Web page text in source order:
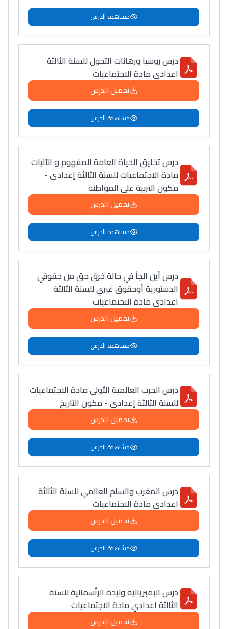
مشاهدة الدرس
درس روسيا ورهانات التحول للسنة الثالثة
اعدادي مادة الاجتماعيات
تحميل الدرس
مشاهدة الدرس
درس تخليق الحياة العامة المفهوم و الآليات
مادة الاجتماعيات للسنة الثالثة إعدادي -
مكون التربية على المواطنة
تحميل الدرس
مشاهدة الدرس
درس أين الجأ في حالة خرق حق من حقوقي
الدستورية أوحقوق غيري للسنة الثالثة
اعدادي مادة الاجتماعيات
تحميل الدرس
مشاهدة الدرس
درس الحرب العالمية الأولى مادة الاجتماعيات
للسنة الثالثة إعدادي - مكون التاريخ
تحميل الدرس
مشاهدة الدرس
درس المغرب والسلم العالمي للسنة الثالثة
اعدادي مادة الاجتماعيات
تحميل الدرس
مشاهدة الدرس
درس الإمبريالية وليدة الرأسمالية للسنة
الثالثة اعدادي مادة الاجتماعيات
تحميل الدرس